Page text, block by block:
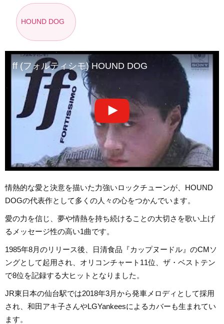
HOUND DOG
ff (フォルティシモ) HOUND DOG
情熱的な愛と決意を描いた力強いロックチューンが、HOUND
DOGの代表作として多くの人々の心をつかんでいます。
愛の力を信じ、夢や情熱を持ち続けることの大切さを歌い上げ
るメッセージ性の高い1曲です。
1985年8月のリリース後、日清食品『カップヌードル』のCMソ
ングとして起用され、オリコンチャート11位、ザ・ベストテン
で8位を記録する大ヒットとなりました。
JR東日本の仙台駅では2018年3月から発車メロディとして採用
され、和田アキ子さんやLGYankeesによるカバーも生まれてい
ます。